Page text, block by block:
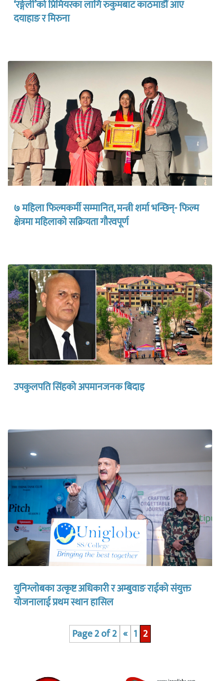
‘रङ्गेली’को प्रिमियरका लागि रुकुमबाट काठमाडौँ आए
दयाहाङ र मिरुना
७ महिला फिल्मकर्मी सम्मानित, मन्त्री शर्मा भन्छिन्- फिल्म
क्षेत्रमा महिलाको सक्रियता गौरवपूर्ण
उपकुलपति सिंहको अपमानजनक बिदाइ
युनिग्लोबका उत्कृष्ट अधिकारी र अम्बुवाङ राईको संयुक्त
योजनालाई प्रथम स्थान हासिल
Page 2 of 2 « 1 2